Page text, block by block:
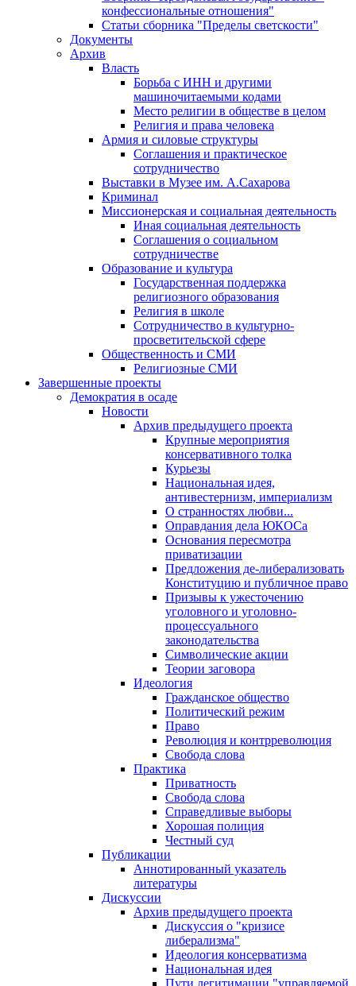
конфессиональные отношения"
Статьи сборника "Пределы светскости"
Документы
Архив
Власть
Борьба с ИНН и другими
машиночитаемыми кодами
Место религии в обществе в целом
Религия и права человека
Армия и силовые структуры
Соглашения и практическое
сотрудничество
Выставки в Музее им. А.Сахарова
Криминал
Миссионерская и социальная деятельность
Иная социальная деятельность
Соглашения о социальном
сотрудничестве
Образование и культура
Государственная поддержка
религиозного образования
Религия в школе
Сотрудничество в культурно-
просветительской сфере
Общественность и СМИ
Религиозные СМИ
Завершенные проекты
Демократия в осаде
Новости
Архив предыдущего проекта
Крупные мероприятия
консервативного толка
Курьезы
Национальная идея,
антивестернизм, империализм
О странностях любви...
Оправдания дела ЮКОСа
Основания пересмотра
приватизации
Предложения де-либерализовать
Конституцию и публичное право
Призывы к ужесточению
уголовного и уголовно-
процессуального
законодательства
Символические акции
Теории заговора
Идеология
Гражданское общество
Политический режим
Право
Революция и контрреволюция
Свобода слова
Практика
Приватность
Свобода слова
Справедливые выборы
Хорошая полиция
Честный суд
Публикации
Аннотированный указатель
литературы
Дискуссии
Архив предыдущего проекта
Дискуссия о "кризисе
либерализма"
Идеология консерватизма
Национальная идея
Пути легитимации "управляемой